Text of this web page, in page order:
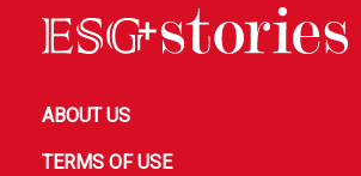
ABOUT US
TERMS OF USE